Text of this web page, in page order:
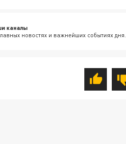
каналы
новостях и важнейших событиях дня.